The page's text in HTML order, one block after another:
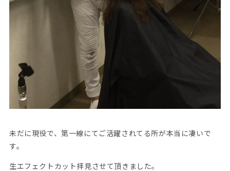
未だに現役で、第一線にてご活躍されてる所が本当に凄いで
す。
生エフェクトカット拝見させて頂きました。